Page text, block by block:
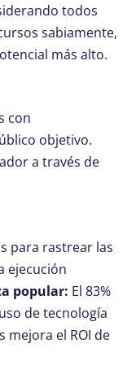
todos
sabiamente,
más alto.
con
objetivo.
a través de
para rastrear las
ejecución
popular: El 83%
de tecnología
mejora el ROI de